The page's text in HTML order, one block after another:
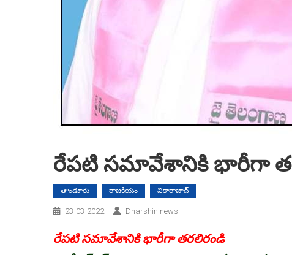
రేప‌టి స‌మావేశానికి భారీగా
తాండూరు రాజకీయం వికారాబాద్
23-03-2022 Dharshininews
రేప‌టి స‌మావేశానికి భారీగా త‌ర‌లిరండి